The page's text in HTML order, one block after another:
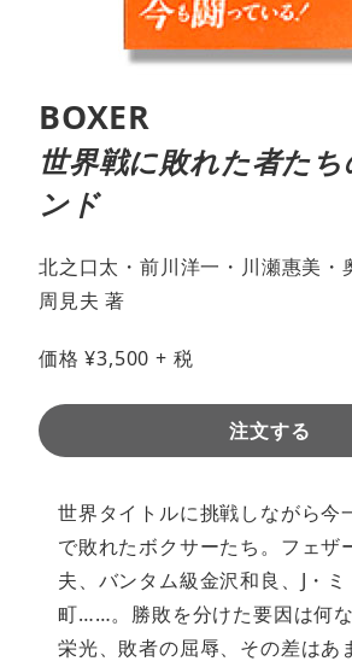
BOXER
世界戦に敗れた者た
ンド
北之口太・前川洋一・川瀬惠美・
周見夫 著
価格¥3,500 + 税
注文する
世界タイトルに挑戦しながら今
で敗れたボクサーたち。フェザ
夫、バンタム級金沢和良、J・
町……。勝敗を分けた要因は何
栄光、敗者の屈辱、その差はあ